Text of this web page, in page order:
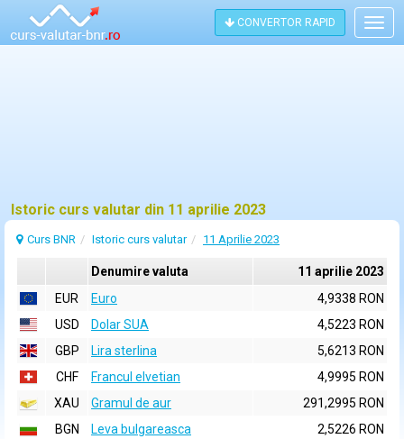
CONVERTOR RAPID
Istoric curs valutar din 11 aprilie 2023
Curs BNR Istoric curs valutar 11 Aprilie 2023
Denumire valuta
11 aprilie 2023
EUR
Euro
4,9338 RON
USD
Dolar SUA
4,5223 RON
GBP
Lira sterlina
5,6213 RON
CHF
Francul elvetian
4,9995 RON
XAU
Gramul de aur
291,2995 RON
BGN
Leva bulgareasca
2,5226 RON